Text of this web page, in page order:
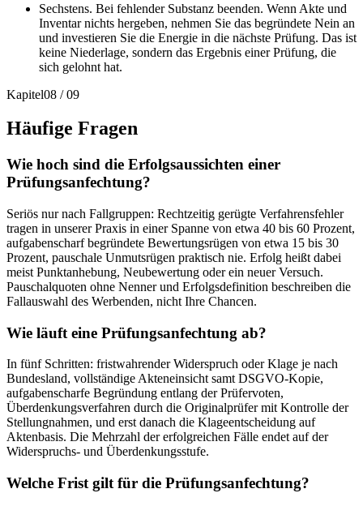
Sechstens. Bei fehlender Substanz beenden. Wenn Akte und
Inventar nichts hergeben, nehmen Sie das begründete Nein an
und investieren Sie die Energie in die nächste Prüfung. Das ist
keine Niederlage, sondern das Ergebnis einer Prüfung, die
sich gelohnt hat.
Kapitel08 /09
Häufige Fragen
Wie hoch sind die Erfolgsaussichten einer
Prüfungsanfechtung?
Seriös nur nach Fallgruppen: Rechtzeitig gerügte Verfahrensfehler
tragen in unserer Praxis in einer Spanne von etwa 40 bis 60 Prozent,
aufgabenscharf begründete Bewertungsrügen von etwa 15 bis 30
Prozent, pauschale Unmutsrügen praktisch nie. Erfolg heißt dabei
meist Punktanhebung, Neubewertung oder ein neuer Versuch.
Pauschalquoten ohne Nenner und Erfolgsdefinition beschreiben die
Fallauswahl des Werbenden, nicht Ihre Chancen.
Wie läuft eine Prüfungsanfechtung ab?
In fünf Schritten: fristwahrender Widerspruch oder Klage je nach
Bundesland, vollständige Akteneinsicht samt DSGVO-Kopie,
aufgabenscharfe Begründung entlang der Prüfervoten,
Überdenkungsverfahren durch die Originalprüfer mit Kontrolle der
Stellungnahmen, und erst danach die Klageentscheidung auf
Aktenbasis. Die Mehrzahl der erfolgreichen Fälle endet auf der
Widerspruchs- und Überdenkungsstufe.
Welche Frist gilt für die Prüfungsanfechtung?